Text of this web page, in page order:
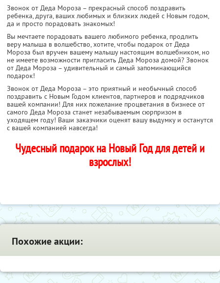
Звонок от Деда Мороза – прекрасный способ поздравить
ребенка, друга, ваших любимых и близких людей с Новым годом,
да и просто порадовать знакомых!
Вы мечтаете порадовать вашего любимого ребенка, продлить
веру малыша в волшебство, хотите, чтобы подарок от Деда
Мороза был вручен вашему малышу настоящим волшебником, но
не имеете возможности пригласить Деда Мороза домой? Звонок
от Деда Мороза – удивительный и самый запоминающийся
подарок!
Звонок от Деда Мороза – это приятный и необычный способ
поздравить с Новым Годом клиентов, партнеров и подрядчиков
вашей компании! Для них пожелание процветания в бизнесе от
самого Деда Мороза станет незабываемым сюрпризом в
уходящем году! Ваши заказчики оценят вашу выдумку и останутся
с вашей компанией навсегда!
Чудесный подарок на Новый Год для детей и
взрослых!
Похожие акции: